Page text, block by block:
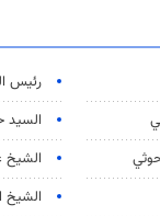
رئیس
السيد
الشيخ